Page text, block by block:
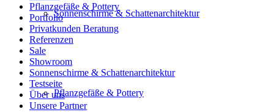
Sonnenschirme & Schattenarchitektur
Pflanzgefäße & Pottery
Pflanzgefäße & Pottery
Portfolio
Privatkunden Beratung
Referenzen
Sale
Showroom
Sonnenschirme & Schattenarchitektur
Testseite
Über uns
Unsere Partner